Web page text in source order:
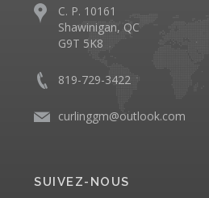
C. P. 10161
Shawinigan, QC
G9T 5K8
819-729-3422
curlinggm@outlook.com
SUIVEZ-NOUS